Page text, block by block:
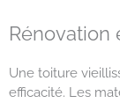
Une toiture
efficacité. Les